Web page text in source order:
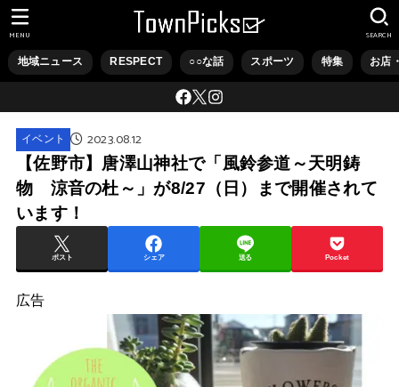
地域ニュース RESPECT ○○な話 スポーツ 特集 お店
SEARCH
MENU
イベント 2023.08.12
【佐野市】唐澤山神社で「風鈴参道～天明鋳
物 涼音の杜～」が8/27（日）まで開催されて
います！
ポスト シェア 送る Pocket
広告